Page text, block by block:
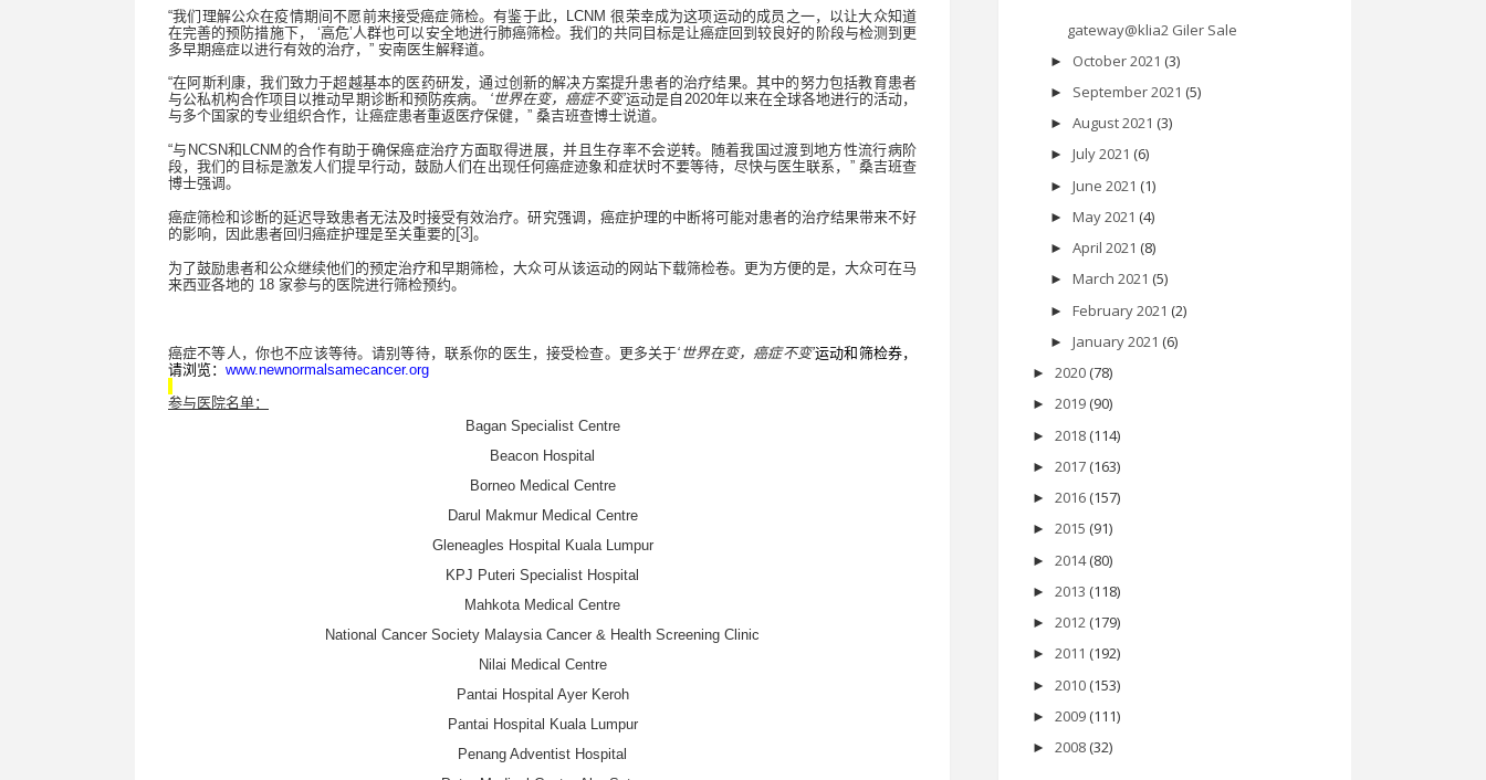
“我们理解公众在疫情期间不愿前来接受癌症筛检。有鉴于此， LCNM很荣幸成为这项运动的成员之一，以让大众知道
在完善的预防措施下，
‘高危’人群也可以安全地进行肺癌筛检。我们的共同目标是让癌症回到较良好的阶段与检测到更
多早期癌症以进行有效的治疗， ” 安南医生解释道。
“在阿斯利康，我们致力于超越基本的医药研发，通过创新的解决方案提升患者的治疗结果。其中的努力包括教育患者
与公私机构合作项目以推动早期诊断和预防疾病。
‘世界在变，癌症不变’运动是自 2020年以来在全球各地进行的活动，
与多个国家的专业组织合作，让癌症患者重返医疗保健， ” 桑吉班查博士说道。
“与 NCSN和 LCNM 的合作有助于确保癌症治疗方面取得进展，并且生存率不会逆转。随着我国过渡到地方性流行病阶
段，我们的目标是激发人们提早行动，鼓励人们在出现任何癌症迹象和症状时不要等待，尽快与医生联系， ” 桑吉班查
博士强调。
癌症筛检和诊断的延迟导致患者无法及时接受有效治疗。研究强调，癌症护理的中断将可能对患者的治疗结果带来不好
的影响，因此患者回归癌症护理是至关重要的 [3]。
为了鼓励患者和公众继续他们的预定治疗和早期筛检，大众可从该运动的网站下载筛检卷。更为方便的是，大众可在马
来西亚各地的 18 家参与的医院进行筛检预约。
癌症不等人，你也不应该等待。请别等待，联系你的医生，接受检查。更多关于‘ 世界在变，癌症不变’运动和筛检券，
请浏览： www.newnormalsamecancer.org
参与医院名单：
Bagan Specialist Centre
Beacon Hospital
Borneo Medical Centre
Darul Makmur Medical Centre
Gleneagles Hospital Kuala Lumpur
KPJ Puteri Specialist Hospital
Mahkota Medical Centre
National Cancer Society Malaysia Cancer & Health Screening Clinic
Nilai Medical Centre
Pantai Hospital Ayer Keroh
Pantai Hospital Kuala Lumpur
Penang Adventist Hospital
gateway@klia2 Giler Sale
► October 2021 (3)
► September 2021 (5)
► August 2021 (3)
► July 2021 (6)
► June 2021 (1)
► May 2021 (4)
► April 2021 (8)
► March 2021 (5)
► February 2021 (2)
► January 2021 (6)
► 2020 (78)
► 2019 (90)
► 2018 (114)
► 2017 (163)
► 2016 (157)
► 2015 (91)
► 2014 (80)
► 2013 (118)
► 2012 (179)
► 2011 (192)
► 2010 (153)
► 2009 (111)
► 2008 (32)